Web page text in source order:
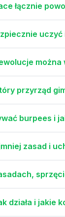
łącznie
przyrząd
burpees i
zasad i
działa i jakie